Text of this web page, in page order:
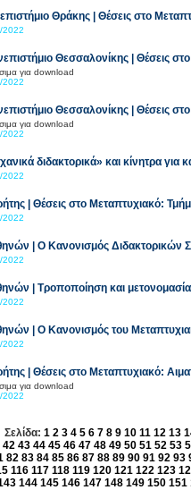
Θράκης | Θέσεις στο
2022
Θεσσαλονίκης | Θέσεις
για download
2022
Θεσσαλονίκης | Θέσεις
για download
2022
διδακτορικά» και κίνητρα για
2022
| Θέσεις στο Μεταπτυχιακό:
2022
| Ο Κανονισμός Διδακτορικών
2022
| Τροποποίηση και
2022
| Ο Κανονισμός του
2022
| Θέσεις στο Μεταπτυχιακό:
για download
2022
1 2 3 4 5 6 7 8 9 10 11 12 13
42 43 44 45 46 47 48 49 50 51 52 53
82 83 84 85 86 87 88 89 90 91 92 93
116 117 118 119 120 121 122 123
144 145 146 147 148 149 150 151